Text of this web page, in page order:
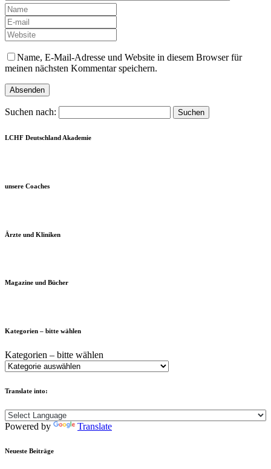
Name, E-Mail-Adresse und Website in diesem Browser für
meinen nächsten Kommentar speichern.
Suchen nach:
LCHF Deutschland Akademie
unsere Coaches
Ärzte und Kliniken
Magazine und Bücher
Kategorien – bitte wählen
Kategorien – bitte wählen
Translate into:
Powered by Translate
Neueste Beiträge